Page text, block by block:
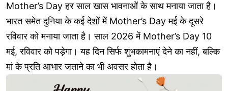
Mother’s Day हर साल खास भावनाओं के साथ मनाया जाता है।
भारत समेत दुनिया के कई देशों में Mother’s Day मई के दूसरे
रविवार को मनाया जाता है। साल 2026 में Mother’s Day 10
मई, रविवार को पड़ेगा। यह दिन सिर्फ शुभकामनाएं देने का नहीं, बल्कि
मां के प्रति आभार जताने का भी अवसर होता है।